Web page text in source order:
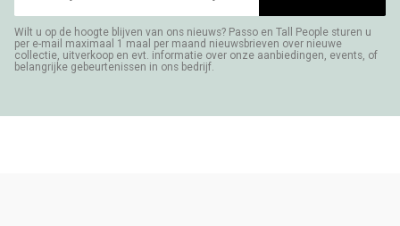
Wilt u op de hoogte blijven van ons nieuws? Passo en Tall People sturen u
per e-mail maximaal 1 maal per maand nieuwsbrieven over nieuwe
collectie, uitverkoop en evt. informatie over onze aanbiedingen, events, of
belangrijke gebeurtenissen in ons bedrijf.